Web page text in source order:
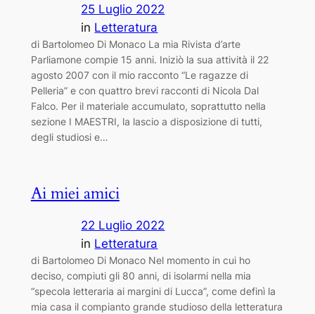
25 Luglio 2022
in Letteratura
di Bartolomeo Di Monaco La mia Rivista d’arte
Parliamone compie 15 anni. Iniziò la sua attività il 22
agosto 2007 con il mio racconto “Le ragazze di
Pelleria” e con quattro brevi racconti di Nicola Dal
Falco. Per il materiale accumulato, soprattutto nella
sezione I MAESTRI, la lascio a disposizione di tutti,
degli studiosi e…
Ai miei amici
22 Luglio 2022
in Letteratura
di Bartolomeo Di Monaco Nel momento in cui ho
deciso, compiuti gli 80 anni, di isolarmi nella mia
“specola letteraria ai margini di Lucca”, come definì la
mia casa il compianto grande studioso della letteratura